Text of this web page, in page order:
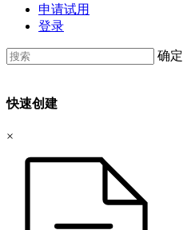
申请试用
登录
确定
快速创建
×